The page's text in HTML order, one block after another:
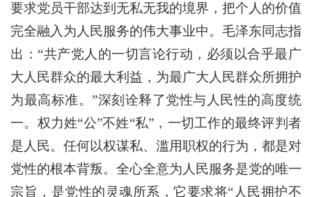
要求党员干部达到无私无我的境界，把个人的价值
完全融入为人民服务的伟大事业中。毛泽东同志指
出：“共产党人的一切言论行动，必须以合乎最广
大人民群众的最大利益，为最广大人民群众所拥护
为最高标准。”深刻诠释了党性与人民性的高度统
一。权力姓“公”不姓“私”，一切工作的最终评判者
是人民。任何以权谋私、滥用职权的行为，都是对
党性的根本背叛。全心全意为人民服务是党的唯一
宗旨，是党性的灵魂所系，它要求将“人民拥护不